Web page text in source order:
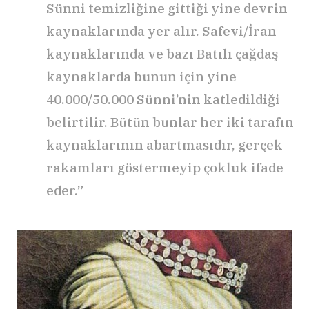
Sünni temizliğine gittiği yine devrin
kaynaklarında yer alır. Safevi/İran
kaynaklarında ve bazı Batılı çağdaş
kaynaklarda bunun için yine
40.000/50.000 Sünni’nin katledildiği
belirtilir. Bütün bunlar her iki tarafın
kaynaklarının abartmasıdır, gerçek
rakamları göstermeyip çokluk ifade
eder.”